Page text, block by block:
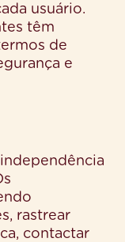
usuário.
têm
de
e
rastrear
contactar